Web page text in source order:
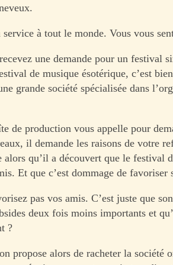
à tout le monde. Vous vous
une demande pour un festival
de musique ésotérique, c’est
grande société spécialisée dans
de production vous appelle pour
il demande les raisons de votre
alors qu’il a découvert que le festival
Et que c’est dommage de favoriser
pas vos amis. C’est juste que
deux fois moins importants et
?
propose alors de racheter la société